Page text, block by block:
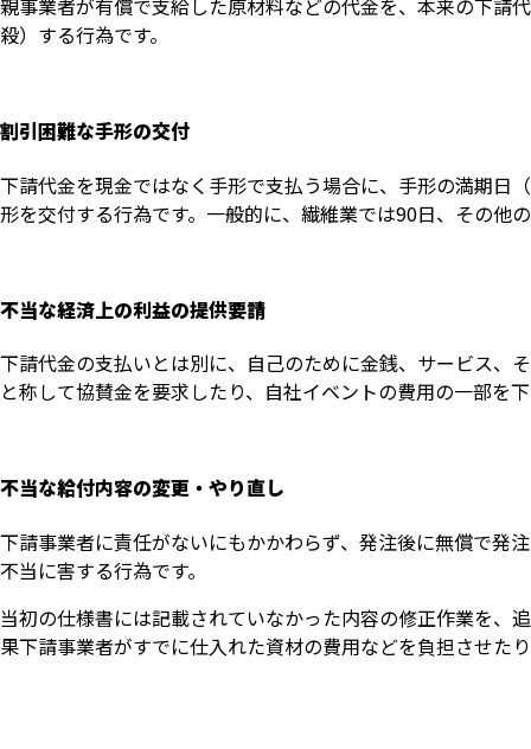
親事業者が有償で支給した原材料などの代金を、本来の下請
殺）する行為です。
割引困難な手形の交付
下請代金を現金ではなく手形で支払う場合に、手形の満期日
形を交付する行為です。一般的に、繊維業では90日、その他
不当な経済上の利益の提供要請
下請代金の支払いとは別に、自己のために金銭、サービス、
と称して協賛金を要求したり、自社イベントの費用の一部を
不当な給付内容の変更・やり直し
下請事業者に責任がないにもかかわらず、発注後に無償で発
不当に害する行為です。
当初の仕様書には記載されていなかった内容の修正作業を、
果下請事業者がすでに仕入れた資材の費用などを負担させた